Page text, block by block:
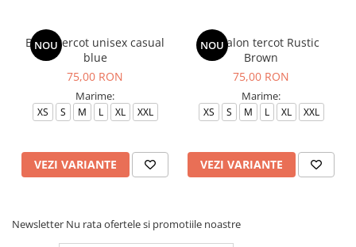
NOU
Bluza tercot unisex casual
blue
75,00 RON
Marime:
XS S M L XL XXL
VEZI VARIANTE
NOU
Pantalon tercot Rustic
Brown
75,00 RON
Marime:
XS S M L XL XXL
VEZI VARIANTE
Newsletter Nu rata ofertele si promotiile noastre